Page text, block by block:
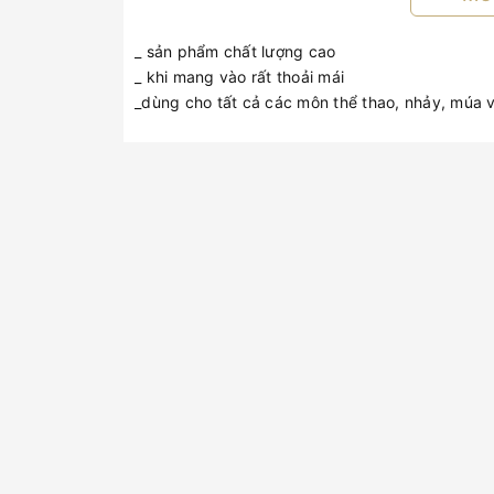
_ sản phẩm chất lượng cao
_ khi mang vào rất thoải mái
_dùng cho tất cả các môn thể thao, nhảy, múa